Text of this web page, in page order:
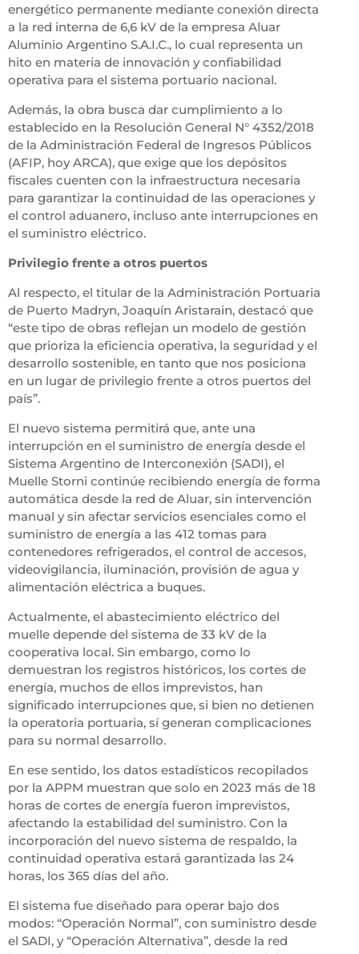
energético permanente mediante conexión directa
a la red interna de 6,6 kV de la empresa Aluar
Aluminio Argentino S.A.I.C., lo cual representa un
hito en materia de innovación y confiabilidad
operativa para el sistema portuario nacional.
Además, la obra busca dar cumplimiento a lo
establecido en la Resolución General N° 4352/2018
de la Administración Federal de Ingresos Públicos
(AFIP, hoy ARCA), que exige que los depósitos
fiscales cuenten con la infraestructura necesaria
para garantizar la continuidad de las operaciones y
el control aduanero, incluso ante interrupciones en
el suministro eléctrico.
Privilegio frente a otros puertos
Al respecto, el titular de la Administración Portuaria
de Puerto Madryn, Joaquín Aristarain, destacó que
“este tipo de obras reflejan un modelo de gestión
que prioriza la eficiencia operativa, la seguridad y el
desarrollo sostenible, en tanto que nos posiciona
en un lugar de privilegio frente a otros puertos del
país”.
El nuevo sistema permitirá que, ante una
interrupción en el suministro de energía desde el
Sistema Argentino de Interconexión (SADI), el
Muelle Storni continúe recibiendo energía de forma
automática desde la red de Aluar, sin intervención
manual y sin afectar servicios esenciales como el
suministro de energía a las 412 tomas para
contenedores refrigerados, el control de accesos,
videovigilancia, iluminación, provisión de agua y
alimentación eléctrica a buques.
Actualmente, el abastecimiento eléctrico del
muelle depende del sistema de 33 kV de la
cooperativa local. Sin embargo, como lo
demuestran los registros históricos, los cortes de
energía, muchos de ellos imprevistos, han
significado interrupciones que, si bien no detienen
la operatoria portuaria, sí generan complicaciones
para su normal desarrollo.
En ese sentido, los datos estadísticos recopilados
por la APPM muestran que solo en 2023 más de 18
horas de cortes de energía fueron imprevistos,
afectando la estabilidad del suministro. Con la
incorporación del nuevo sistema de respaldo, la
continuidad operativa estará garantizada las 24
horas, los 365 días del año.
El sistema fue diseñado para operar bajo dos
modos: “Operación Normal”, con suministro desde
el SADI, y “Operación Alternativa”, desde la red